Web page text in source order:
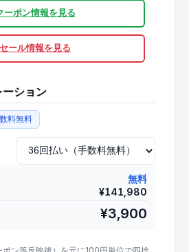
ーポン情報を見る
セール情報を見る
ション
料無料
無料
¥141,980
¥3,900